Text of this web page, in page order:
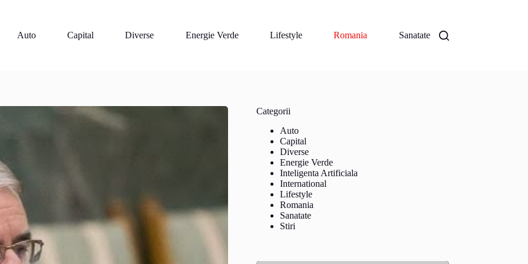
Auto
Capital Diverse Energie Verde Lifestyle Romania Sanatate
Categorii
Auto
Capital
Diverse
Energie Verde
Inteligenta Artificiala
International
Lifestyle
Romania
Sanatate
Stiri